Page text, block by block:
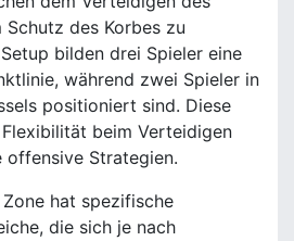
des Korbes zu
bilden drei Spieler eine
während zwei Spieler in
positioniert sind. Diese
beim Verteidigen
offensive Strategien.
Zone hat spezifische
die sich je nach